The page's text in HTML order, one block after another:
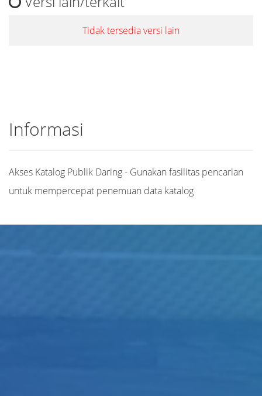
Tidak tersedia versi lain
Informasi
Akses Katalog Publik Daring - Gunakan fasilitas pencarian
untuk mempercepat penemuan data katalog